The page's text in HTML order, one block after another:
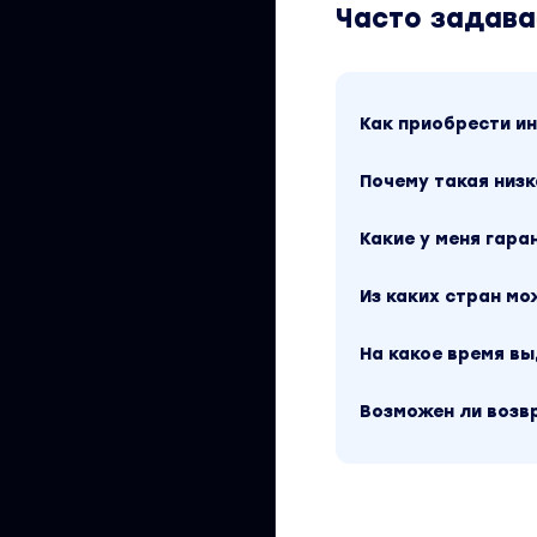
сделать
На основе его
Обучаясь у
Вы находитесь
составляет 2890
рублей.
Часто
Как приобрести
Почему такая
Какие у меня
Из каких стран
На какое время
Возможен ли